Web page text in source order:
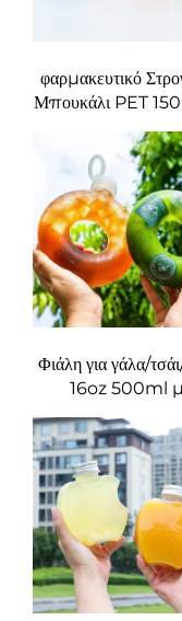
φαρμακευτικό
Μπουκάλι PET
Ασφαλιστικό
Πράσινο Κόκκινο
Σκούρο Κίτρινο
Αποθήκευση
Καψουλών
Φιάλη για γάλα/
16oz 500ml
εκτύπωση
ανθεκτική σε
θερμοκρασίες,
ντόνατ